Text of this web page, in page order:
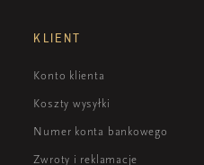
KLIENT
Konto klienta
Koszty wysyłki
Numer konta bankowego
Zwroty i reklamacje